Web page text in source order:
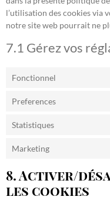
l’utilisation des cookies via
notre site web pourrait ne
7.1 Gérez vos
Fonctionnel
Preferences
Statistiques
Marketing
8. Activer/
les cookies